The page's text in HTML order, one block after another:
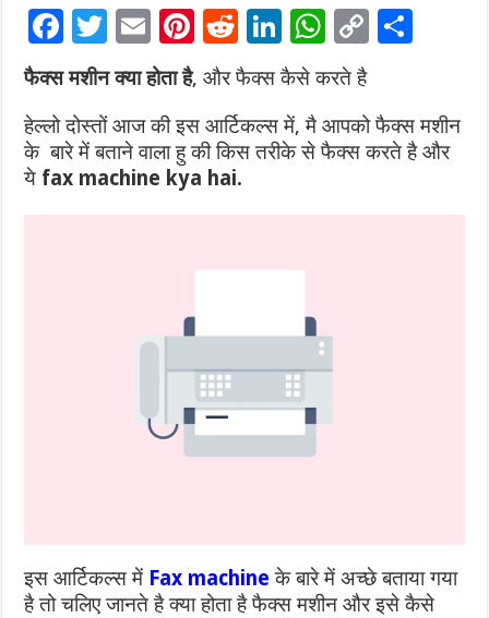
क्या
होता
है,
फैक्स
है,
What
Is
Fax
Machine?
F
ac
e
b
o
T
wi
tt
er
E
m
ai
l
Pi
nt
er
es
t
R
e
d
di
t
Li
n
k
e
dI
W
h
at
sA
p
C
y
Li
e
फैक्स मशीन क्या होता है, और फैक्स कैसे करते है
हेल्लो दोस्तों आज की इस आर्टिकल्स में, मै आपको फैक्स मशीन
के बारे में बताने वाला हु की किस तरीके से फैक्स करते है और
ये fax machine kya hai.
इस आर्टिकल्स में Fax machine के बारे में अच्छे बताया गया
है तो चलिए जानते है क्या होता है फैक्स मशीन और इसे कैसे